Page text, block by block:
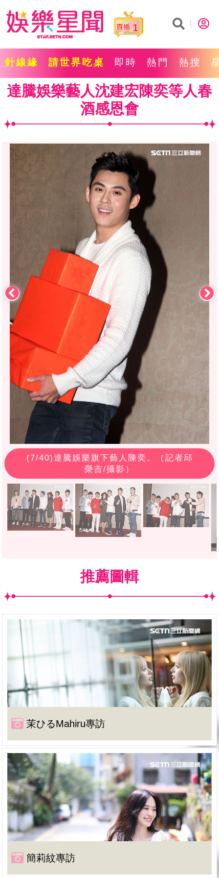
1
針線緣 請世界吃桌 即時 熱門 熱搜
達騰娛樂藝人沈建宏陳奕等人春
酒感恩會
(7/40)達騰娛樂旗下藝人陳奕。（記者邱
榮吉/攝影）
推薦圖輯
茉ひるMahiru專訪
簡莉紋專訪